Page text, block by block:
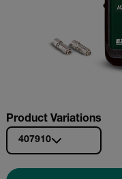
Product Variations
407910